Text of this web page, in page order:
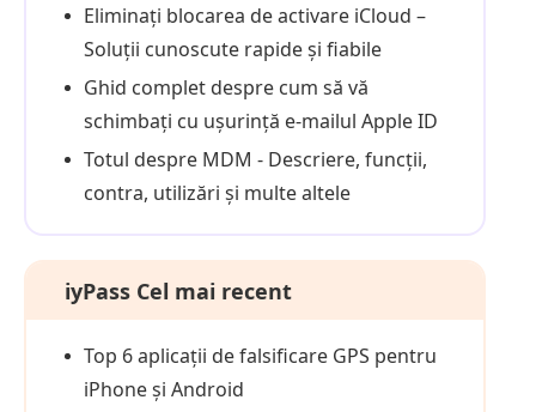
Eliminați blocarea de activare iCloud –
Soluții cunoscute rapide și fiabile
Ghid complet despre cum să vă
schimbați cu ușurință e-mailul Apple ID
Totul despre MDM - Descriere, funcții,
contra, utilizări și multe altele
iyPass Cel mai recent
Top 6 aplicații de falsificare GPS pentru
iPhone și Android